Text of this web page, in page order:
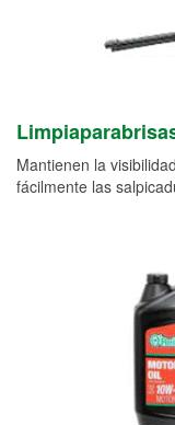
Mantienen la
fácilmente las